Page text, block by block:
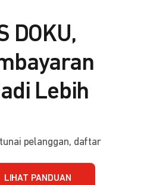
DOKU,
Lebih
pelanggan, daftar
LIHAT PANDUAN